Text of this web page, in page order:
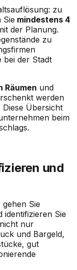
zu
Sie mindestens 4
der Planung.
zu
bei der Stadt
Räumen und
werden
Übersicht
beim
und
Sie
identifizieren Sie
nur
und Bargeld,
gut